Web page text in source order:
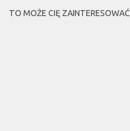
TO MOŻE CIĘ ZAINTERESOWAĆ